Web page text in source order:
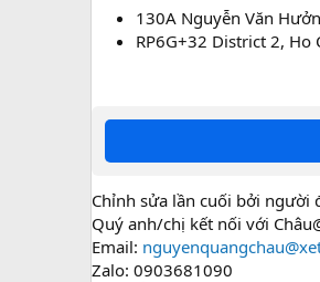
130A Nguyễn Văn
RP6G+32 District 2, Ho
Chỉnh sửa lần cuối bởi người
Quý anh/chị kết nối với
Email:
Zalo: 0903681090